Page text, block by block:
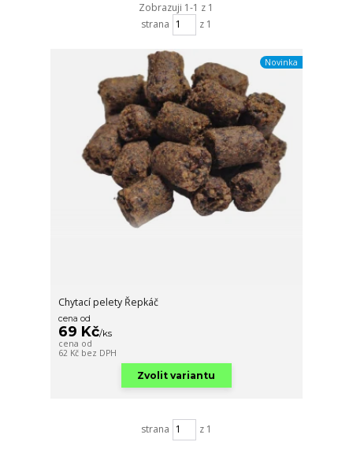
Zobrazuji 1-1 z 1
strana
z 1
Novinka
Chytací pelety Řepkáč
cena od
69 Kč/ks
cena od
62 Kč bez DPH
Zvolit variantu
strana z 1